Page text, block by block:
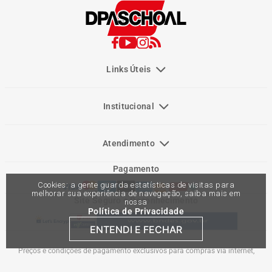
Cookies: a gente guarda estatísticas de visitas para
melhorar sua experiência de navegação, saiba mais em
nossa
Política de Privacidade
ENTENDI E FECHAR
Links Úteis
Institucional
Atendimento
Pagamento
Site Seguro e Reconhecimento
Preços e condições de pagamento exclusivos para compras via internet,